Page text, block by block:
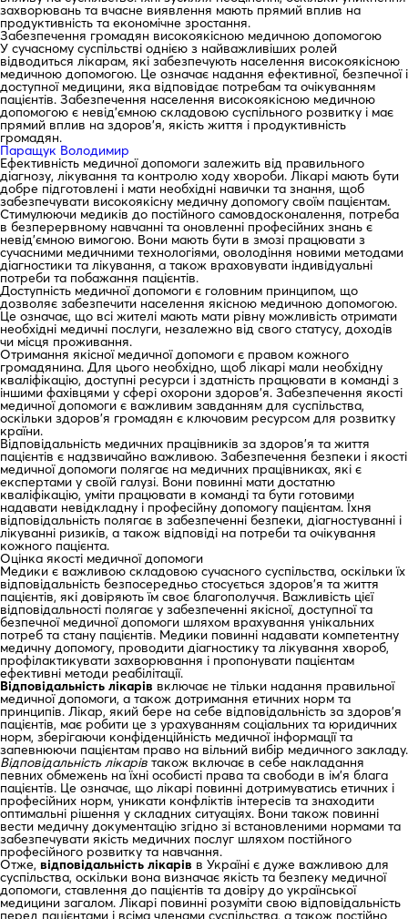
захворювань та вчасне виявлення мають прямий вплив на
продуктивність та економічне зростання.
Забезпечення громадян високоякісною медичною допомогою
У сучасному суспільстві однією з найважливіших ролей
відводиться лікарам, які забезпечують населення високоякісною
медичною допомогою. Це означає надання ефективної, безпечної і
доступної медицини, яка відповідає потребам та очікуванням
пацієнтів. Забезпечення населення високоякісною медичною
допомогою є невід’ємною складовою суспільного розвитку і має
прямий вплив на здоров’я, якість життя і продуктивність
громадян.
Паращук Володимир
Ефективність медичної допомоги залежить від правильного
діагнозу, лікування та контролю ходу хвороби. Лікарі мають бути
добре підготовлені і мати необхідні навички та знання, щоб
забезпечувати високоякісну медичну допомогу своїм пацієнтам.
Стимулюючи медиків до постійного самовдосконалення, потреба
в безперервному навчанні та оновленні професійних знань є
невід’ємною вимогою. Вони мають бути в змозі працювати з
сучасними медичними технологіями, оволодіння новими методами
діагностики та лікування, а також враховувати індивідуальні
потреби та побажання пацієнтів.
Доступність медичної допомоги є головним принципом, що
дозволяє забезпечити населення якісною медичною допомогою.
Це означає, що всі жителі мають мати рівну можливість отримати
необхідні медичні послуги, незалежно від свого статусу, доходів
чи місця проживання.
Отримання якісної медичної допомоги є правом кожного
громадянина. Для цього необхідно, щоб лікарі мали необхідну
кваліфікацію, доступні ресурси і здатність працювати в команді з
іншими фахівцями у сфері охорони здоров’я. Забезпечення якості
медичної допомоги є важливим завданням для суспільства,
оскільки здоров’я громадян є ключовим ресурсом для розвитку
країни.
Відповідальність медичних працівників за здоров’я та життя
пацієнтів є надзвичайно важливою. Забезпечення безпеки і якості
медичної допомоги полягає на медичних працівниках, які є
експертами у своїй галузі. Вони повинні мати достатню
кваліфікацію, уміти працювати в команді та бути готовими
надавати невідкладну і професійну допомогу пацієнтам. Їхня
відповідальність полягає в забезпеченні безпеки, діагностуванні і
лікуванні ризиків, а також відповіді на потреби та очікування
кожного пацієнта.
Оцінка якості медичної допомоги
Медики є важливою складовою сучасного суспільства, оскільки їх
відповідальність безпосередньо стосується здоров’я та життя
пацієнтів, які довіряють їм своє благополуччя. Важливість цієї
відповідальності полягає у забезпеченні якісної, доступної та
безпечної медичної допомоги шляхом врахування унікальних
потреб та стану пацієнтів. Медики повинні надавати компетентну
медичну допомогу, проводити діагностику та лікування хвороб,
профілактикувати захворювання і пропонувати пацієнтам
ефективні методи реабілітації.
Відповідальність лікарів включає не тільки надання правильної
медичної допомоги, а також дотримання етичних норм та
принципів. Лікар, який бере на себе відповідальність за здоров’я
пацієнтів, має робити це з урахуванням соціальних та юридичних
норм, зберігаючи конфіденційність медичної інформації та
запевнюючи пацієнтам право на вільний вибір медичного закладу.
Відповідальність лікарів також включає в себе накладання
певних обмежень на їхні особисті права та свободи в ім’я блага
пацієнтів. Це означає, що лікарі повинні дотримуватись етичних і
професійних норм, уникати конфліктів інтересів та знаходити
оптимальні рішення у складних ситуаціях. Вони також повинні
вести медичну документацію згідно зі встановленими нормами та
забезпечувати якість медичних послуг шляхом постійного
професійного розвитку та навчання.
Отже, відповідальність лікарів в Україні є дуже важливою для
суспільства, оскільки вона визначає якість та безпеку медичної
допомоги, ставлення до пацієнтів та довіру до української
медицини загалом. Лікарі повинні розуміти свою відповідальність
перед пацієнтами і всіма членами суспільства, а також постійно